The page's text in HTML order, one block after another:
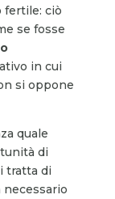
fertile: ciò
se fosse
in cui
si oppone
quale
di
tratta di